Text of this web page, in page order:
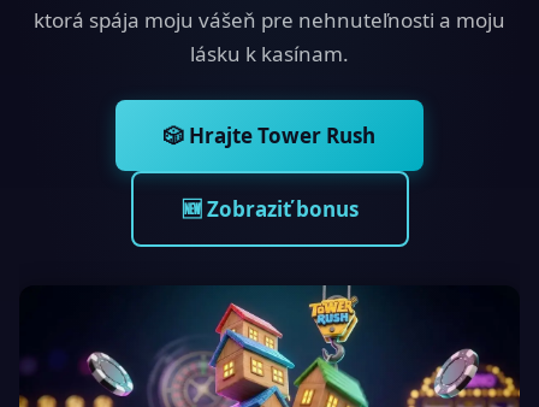
ktorá spája moju vášeň pre nehnuteľnosti a moju
lásku k kasínam.
🎲 Hrajte Tower Rush
🆕 Zobraziť bonus